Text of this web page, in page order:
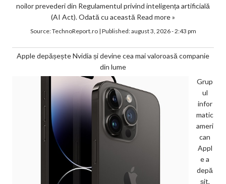
noilor prevederi din Regulamentul privind inteligența artificială
(AI Act). Odată cu această Read more »
Source:TechnoReport.ro| Published:august 3, 2026 - 2:43 pm
Apple depășește Nvidia și devine cea mai valoroasă companie
din lume
Grup
ul
infor
matic
ameri
can
Appl
e a
depă
șit,